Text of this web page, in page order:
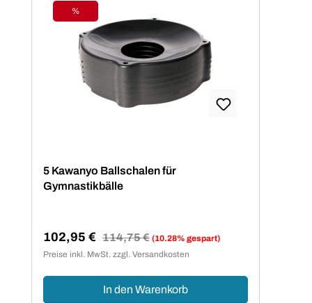
Rabatt
%
5 Kawanyo Ballschalen für
Gymnastikbälle
Verkaufspreis:
102,95 € Regulärer Preis:
114,75 € (10.28% gespart)
Preise inkl. MwSt. zzgl. Versandkosten
In den Warenkorb